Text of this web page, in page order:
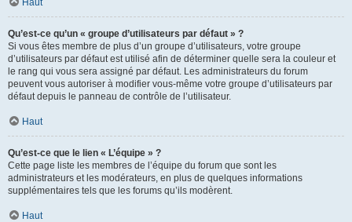
Haut
Qu’est-ce qu’un « groupe d’utilisateurs par défaut » ?
Si vous êtes membre de plus d’un groupe d’utilisateurs, votre groupe
d’utilisateurs par défaut est utilisé afin de déterminer quelle sera la couleur et
le rang qui vous sera assigné par défaut. Les administrateurs du forum
peuvent vous autoriser à modifier vous-même votre groupe d’utilisateurs par
défaut depuis le panneau de contrôle de l’utilisateur.
Haut
Qu’est-ce que le lien « L’équipe » ?
Cette page liste les membres de l’équipe du forum que sont les
administrateurs et les modérateurs, en plus de quelques informations
supplémentaires tels que les forums qu’ils modèrent.
Haut